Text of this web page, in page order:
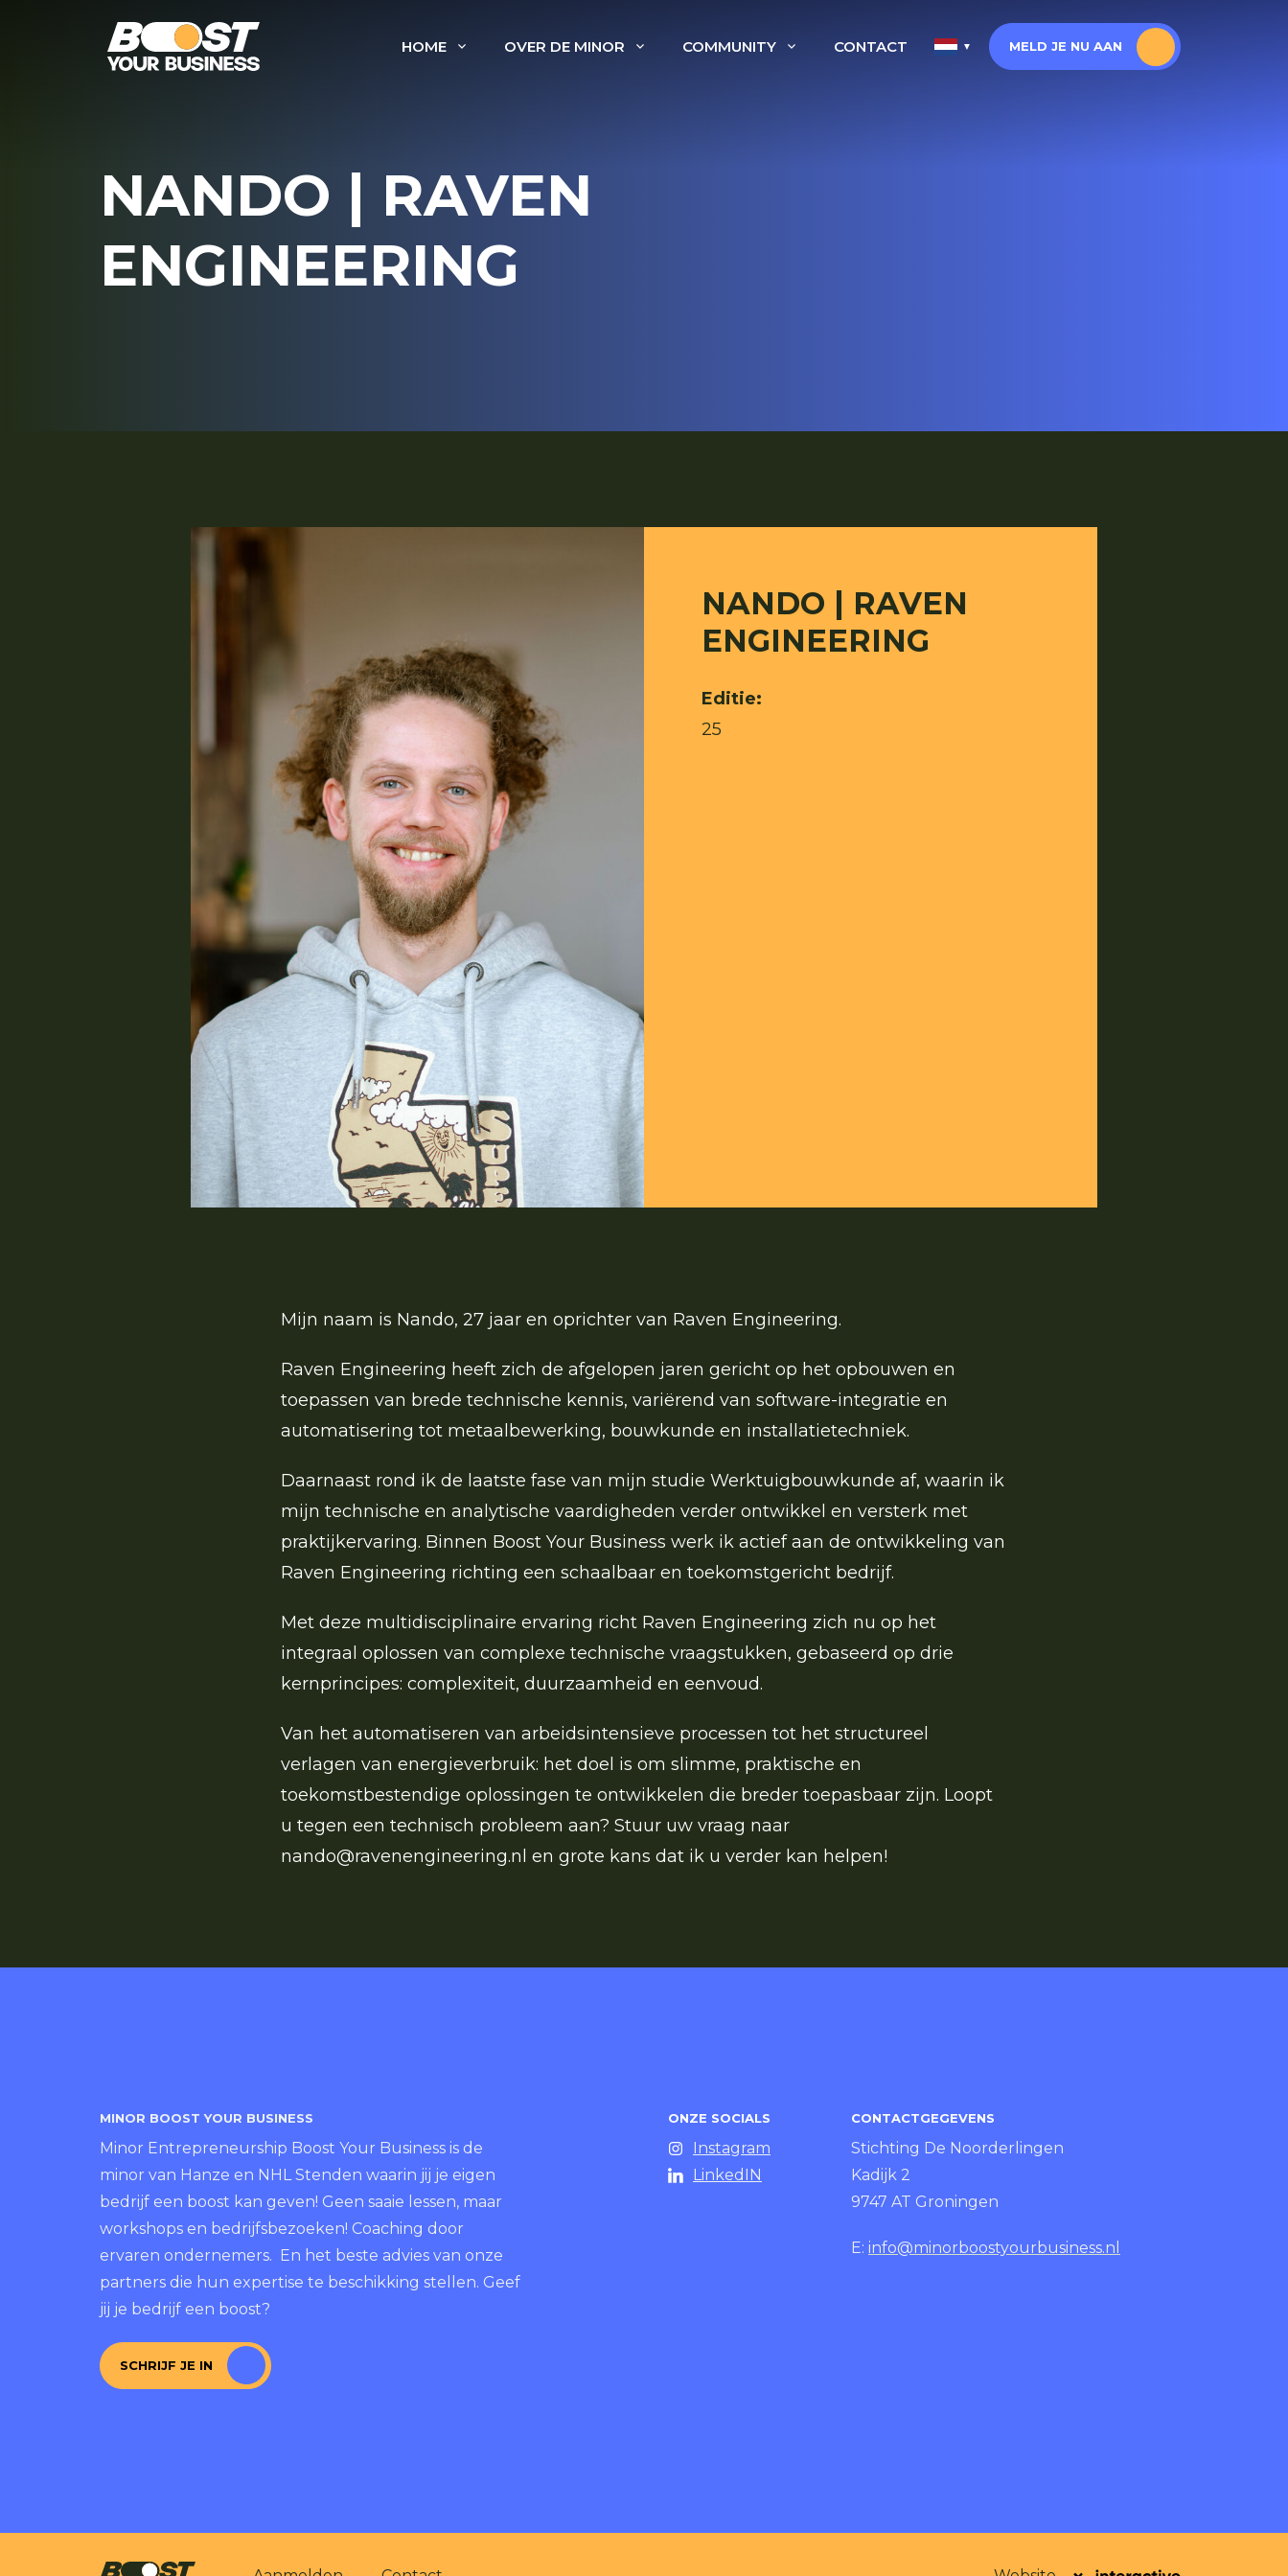
HOME OVER DE MINOR COMMUNITY CONTACT MELD JE NU AAN
NANDO | RAVEN
ENGINEERING
NANDO | RAVEN
ENGINEERING
Editie:
25
Mijn naam is Nando, 27 jaar en oprichter van Raven Engineering.
Raven Engineering heeft zich de afgelopen jaren gericht op het opbouwen en
toepassen van brede technische kennis, variërend van software-integratie en
automatisering tot metaalbewerking, bouwkunde en installatietechniek.
Daarnaast rond ik de laatste fase van mijn studie Werktuigbouwkunde af, waarin ik
mijn technische en analytische vaardigheden verder ontwikkel en versterk met
praktijkervaring. Binnen Boost Your Business werk ik actief aan de ontwikkeling van
Raven Engineering richting een schaalbaar en toekomstgericht bedrijf.
Met deze multidisciplinaire ervaring richt Raven Engineering zich nu op het
integraal oplossen van complexe technische vraagstukken, gebaseerd op drie
kernprincipes: complexiteit, duurzaamheid en eenvoud.
Van het automatiseren van arbeidsintensieve processen tot het structureel
verlagen van energieverbruik: het doel is om slimme, praktische en
toekomstbestendige oplossingen te ontwikkelen die breder toepasbaar zijn. Loopt
u tegen een technisch probleem aan? Stuur uw vraag naar
nando@ravenengineering.nl en grote kans dat ik u verder kan helpen!
MINOR BOOST YOUR BUSINESS
Minor Entrepreneurship Boost Your Business is de
minor van Hanze en NHL Stenden waarin jij je eigen
bedrijf een boost kan geven! Geen saaie lessen, maar
workshops en bedrijfsbezoeken! Coaching door
ervaren ondernemers. En het beste advies van onze
partners die hun expertise te beschikking stellen. Geef
jij je bedrijf een boost?
SCHRIJF JE IN
ONZE SOCIALS
Instagram
LinkedIN
CONTACTGEGEVENS
Stichting De Noorderlingen
Kadijk 2
9747 AT Groningen
E: info@minorboostyourbusiness.nl